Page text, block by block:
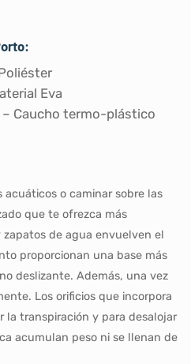
Eva
– Caucho termo-plástico
o caminar sobre las
que te ofrezca más
de agua envuelven el
proporcionan una base más
deslizante. Además, una vez
Los orificios que incorpora
la transpiración y para desalojar
acumulan peso ni se llenan de